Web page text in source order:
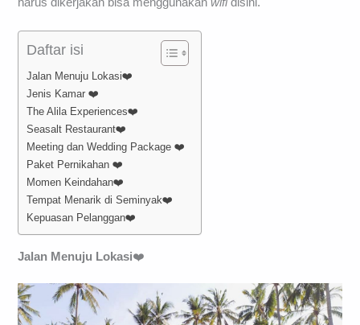
Daftar isi
Jalan Menuju Lokasi❤️
Jenis Kamar ❤️
The Alila Experiences❤️
Seasalt Restaurant❤️
Meeting dan Wedding Package ❤️
Paket Pernikahan ❤️
Momen Keindahan❤️
Tempat Menarik di Seminyak❤️
Kepuasan Pelanggan❤️
Jalan Menuju Lokasi❤️